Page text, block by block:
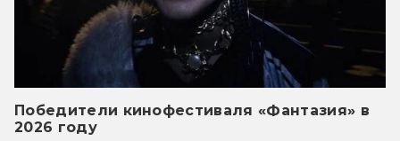
Победители кинофестиваля «Фантазия» в
2026 году